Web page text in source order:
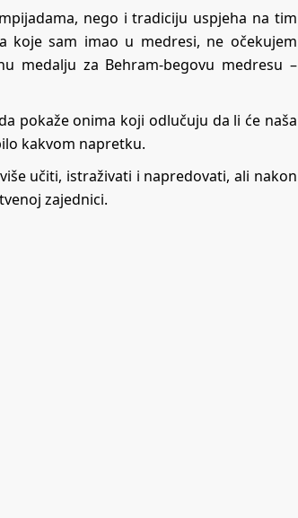
nego i tradiciju uspjeha na tim
koje sam imao u medresi, ne očekujem
medalju za Behram-begovu medresu –
pokaže onima koji odlučuju da li će naša
kakvom napretku.
učiti, istraživati i napredovati, ali nakon
zajednici.